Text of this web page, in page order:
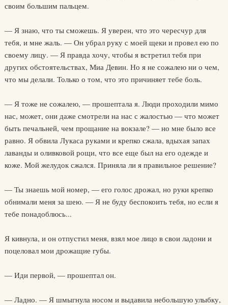
своим большим пальцем.
— Я знаю, что ты сможешь. Я уверен, что это чересчур для
тебя, и мне жаль. — Он убрал руку с моей щеки и провел ею по
своему лицу. — Я правда хочу, чтобы я встретил тебя при
других обстоятельствах, Миа Девин. Но я не сожалею ни о чем,
что мы делали. Только о том, что это причиняет тебе боль.
— Я тоже не сожалею, — прошептала я. Люди проходили мимо
нас, может, они даже смотрели на нас с жалостью — что может
быть печальней, чем прощание на вокзале? — но мне было все
равно. Я обвила Лукаса руками и крепко сжала, вдыхая запах
лаванды и оливковой рощи, что все еще был на его одежде и
коже. Мой желудок сжался. Приняла ли я правильное решение?
— Ты знаешь мой номер, — его голос дрожал, но руки крепко
обнимали меня за шею. — Я не буду беспокоить тебя, но если я
тебе понадоблюсь...
Я кивнула, и он отпустил меня, взял мое лицо в свои ладони и
поцеловал мои дрожащие губы.
— Иди первой, — прошептал он.
— Ладно. — Я шмыгнула носом и выдавила небольшую улыбку,